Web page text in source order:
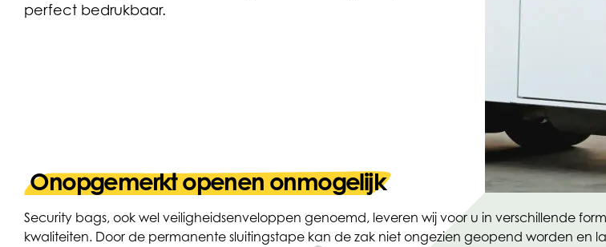
perfect bedrukbaar.
Onopgemerkt openen onmogelijk
Security bags, ook wel veiligheidsenveloppen genoemd, leveren wij voor u in verschillende
kwaliteiten. Door de permanente sluitingstape kan de zak niet ongezien geopend worden en